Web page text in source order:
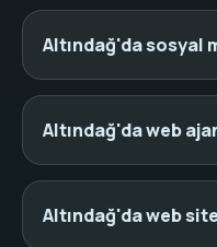
Altındağ'da sosyal
Altındağ'da web
Altındağ'da web